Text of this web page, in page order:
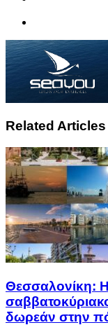
Related Articles
Θεσσαλονίκη: Η
δωρεάν στην